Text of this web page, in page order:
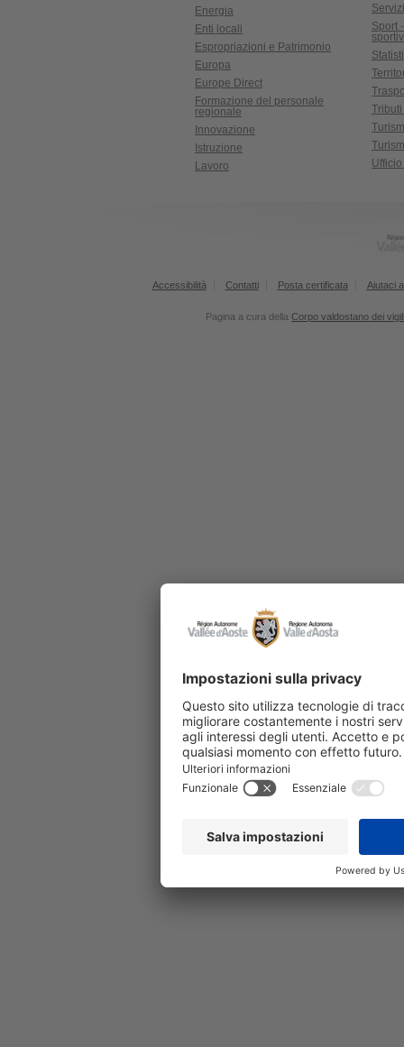
Energia
Enti locali
Espropriazioni e Patrimonio
Europa
Europe Direct
Formazione del personale
regionale
Innovazione
Istruzione
Lavoro
Sport
Accessibilità Contatti Posta certificata Aiutaci
Pagina a cura della Corpo valdostano dei